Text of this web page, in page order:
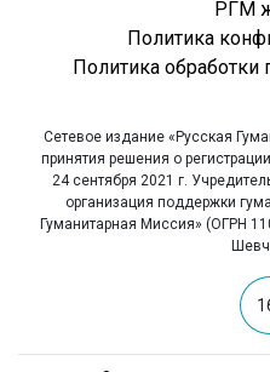
РГМ
Политика
Политика
Сетевое издание «Русская
принятия решения о
24 сентября 2021 г.
организация поддержки
Гуманитарная Миссия» (ОГРН